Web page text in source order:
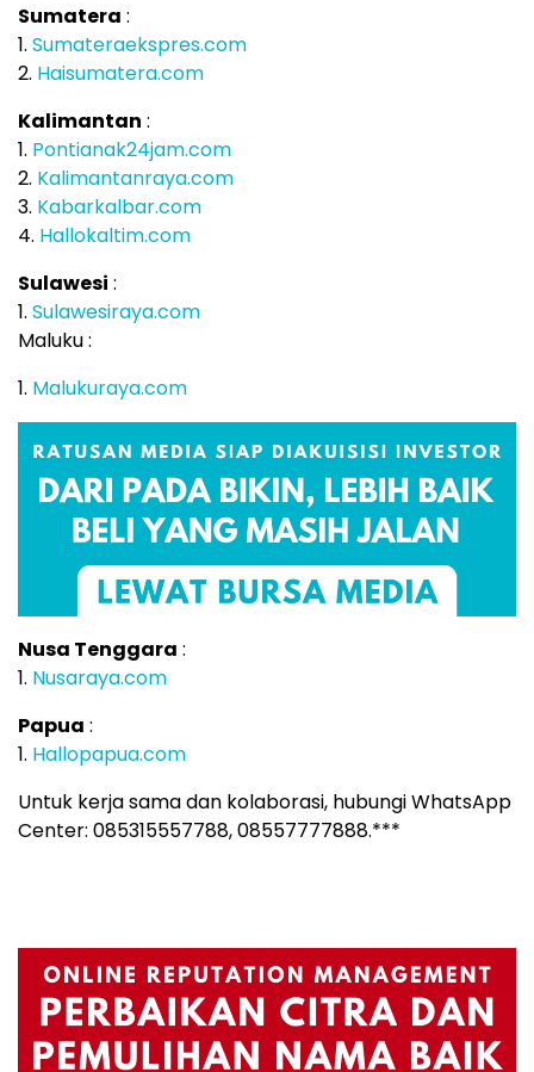
Sumatera :
1. Sumateraekspres.com
2. Haisumatera.com
Kalimantan :
1. Pontianak24jam.com
2. Kalimantanraya.com
3. Kabarkalbar.com
4. Hallokaltim.com
Sulawesi :
1. Sulawesiraya.com
Maluku :
1. Malukuraya.com
Nusa Tenggara :
1. Nusaraya.com
Papua :
1. Hallopapua.com
Untuk kerja sama dan kolaborasi, hubungi WhatsApp
Center: 085315557788, 08557777888.***